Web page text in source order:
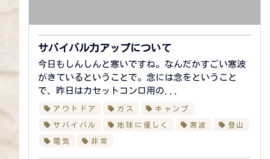
サバイバル力アップについて
今日もしんしんと寒いですね。なんだかすごい寒波
がきているということで。念には念をということ
で、昨日はカセットコンロ用の...
アウトドア ガス キャンプ
サバイバル 地球に優しく 寒波 登山
電気 非常